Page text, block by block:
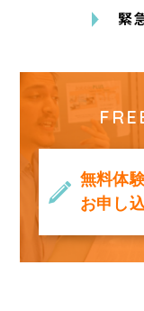
緊
無料体
お申し